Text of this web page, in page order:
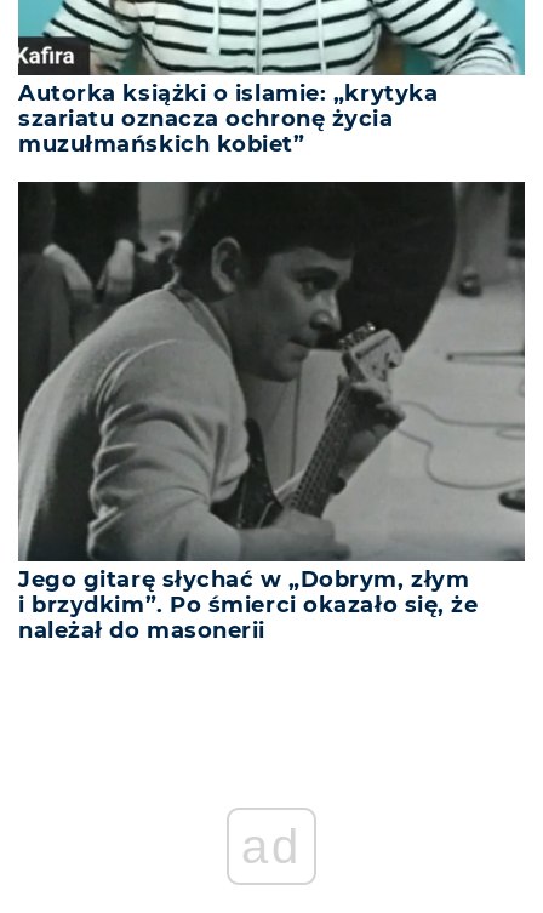
Autorka książki o islamie: „krytyka
szariatu oznacza ochronę życia
muzułmańskich kobiet”
Jego gitarę słychać w „Dobrym, złym
i brzydkim”. Po śmierci okazało się, że
należał do masonerii
ad